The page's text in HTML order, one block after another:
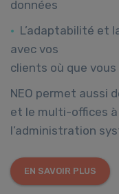
données
• L’adaptabilité et
avec vos
clients où que vous
NEO permet aussi
et le multi-offices
l’administration
EN SAVOIR PLUS